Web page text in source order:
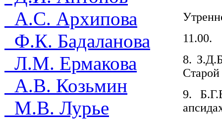
А.С. Архипова
Ф.К. Бадаланова
Л.М. Ермакова
А.В. Козьмин
М.В. Лурье
11.00.
8.
9.